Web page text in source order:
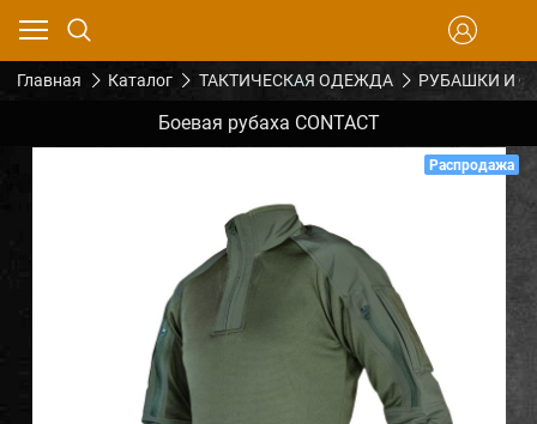
Главная Каталог ТАКТИЧЕСКАЯ ОДЕЖДА РУБАШКИ И
Боевая рубаха CONTACT
Распродажа